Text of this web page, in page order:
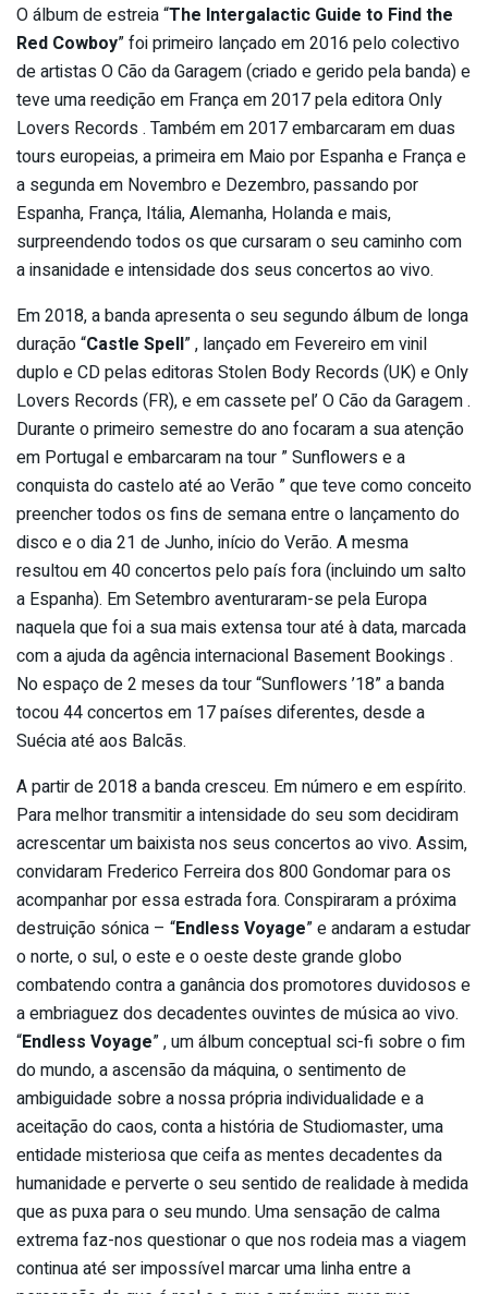
O álbum de estreia “The Intergalactic Guide to Find the
Red Cowboy” foi primeiro lançado em 2016 pelo colectivo
de artistas O Cão da Garagem (criado e gerido pela banda) e
teve uma reedição em França em 2017 pela editora Only
Lovers Records . Também em 2017 embarcaram em duas
tours europeias, a primeira em Maio por Espanha e França e
a segunda em Novembro e Dezembro, passando por
Espanha, França, Itália, Alemanha, Holanda e mais,
surpreendendo todos os que cursaram o seu caminho com
a insanidade e intensidade dos seus concertos ao vivo.
Em 2018, a banda apresenta o seu segundo álbum de longa
duração “Castle Spell” , lançado em Fevereiro em vinil
duplo e CD pelas editoras Stolen Body Records (UK) e Only
Lovers Records (FR), e em cassete pel’ O Cão da Garagem .
Durante o primeiro semestre do ano focaram a sua atenção
em Portugal e embarcaram na tour ” Sunflowers e a
conquista do castelo até ao Verão ” que teve como conceito
preencher todos os fins de semana entre o lançamento do
disco e o dia 21 de Junho, início do Verão. A mesma
resultou em 40 concertos pelo país fora (incluindo um salto
a Espanha). Em Setembro aventuraram-se pela Europa
naquela que foi a sua mais extensa tour até à data, marcada
com a ajuda da agência internacional Basement Bookings .
No espaço de 2 meses da tour “Sunflowers ’18” a banda
tocou 44 concertos em 17 países diferentes, desde a
Suécia até aos Balcãs.
A partir de 2018 a banda cresceu. Em número e em espírito.
Para melhor transmitir a intensidade do seu som decidiram
acrescentar um baixista nos seus concertos ao vivo. Assim,
convidaram Frederico Ferreira dos 800 Gondomar para os
acompanhar por essa estrada fora. Conspiraram a próxima
destruição sónica – “Endless Voyage” e andaram a estudar
o norte, o sul, o este e o oeste deste grande globo
combatendo contra a ganância dos promotores duvidosos e
a embriaguez dos decadentes ouvintes de música ao vivo.
“Endless Voyage” , um álbum conceptual sci-fi sobre o fim
do mundo, a ascensão da máquina, o sentimento de
ambiguidade sobre a nossa própria individualidade e a
aceitação do caos, conta a história de Studiomaster, uma
entidade misteriosa que ceifa as mentes decadentes da
humanidade e perverte o seu sentido de realidade à medida
que as puxa para o seu mundo. Uma sensação de calma
extrema faz-nos questionar o que nos rodeia mas a viagem
continua até ser impossível marcar uma linha entre a